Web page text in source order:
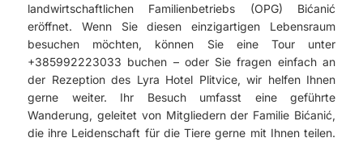
landwirtschaftlichen Familienbetriebs (OPG) Bićanić
eröffnet. Wenn Sie diesen einzigartigen Lebensraum
besuchen möchten, können Sie eine Tour unter
+385992223033 buchen – oder Sie fragen einfach an
der Rezeption des Lyra Hotel Plitvice, wir helfen Ihnen
gerne weiter. Ihr Besuch umfasst eine geführte
Wanderung, geleitet von Mitgliedern der Familie Bićanić,
die ihre Leidenschaft für die Tiere gerne mit Ihnen teilen.